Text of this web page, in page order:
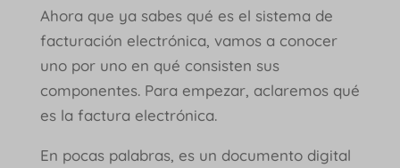
Ahora que ya sabes qué es el sistema de
facturación electrónica, vamos a conocer
uno por uno en qué consisten sus
componentes. Para empezar, aclaremos qué
es la factura electrónica.
En pocas palabras, es un documento digital